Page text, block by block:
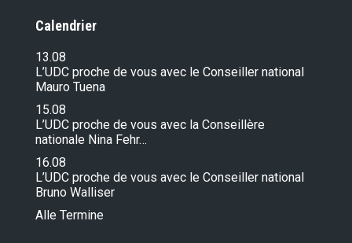
Calendrier
13.08
L’UDC proche de vous avec le Conseiller national
Mauro Tuena
15.08
L’UDC proche de vous avec la Conseillère
nationale Nina Fehr…
16.08
L’UDC proche de vous avec le Conseiller national
Bruno Walliser
Alle Termine